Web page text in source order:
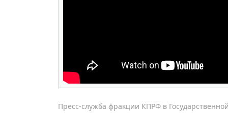
Пресс-служба фракции КПРФ в